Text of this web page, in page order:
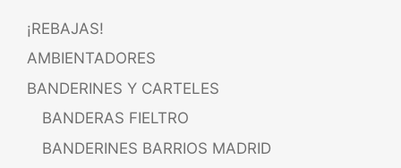
¡REBAJAS!
AMBIENTADORES
BANDERINES Y CARTELES
BANDERAS FIELTRO
BANDERINES BARRIOS MADRID